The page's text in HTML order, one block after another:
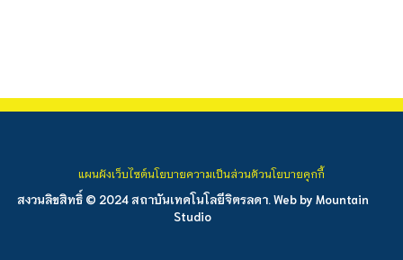
สงวนลิขสิทธิ์ © 2024 สถาบันเทคโนโลยีจิตรลดา. Web by Mountain
Studio
แผนผังเว็บไซต์นโยบายความเป็นส่วนตัวนโยบายคุกกี้